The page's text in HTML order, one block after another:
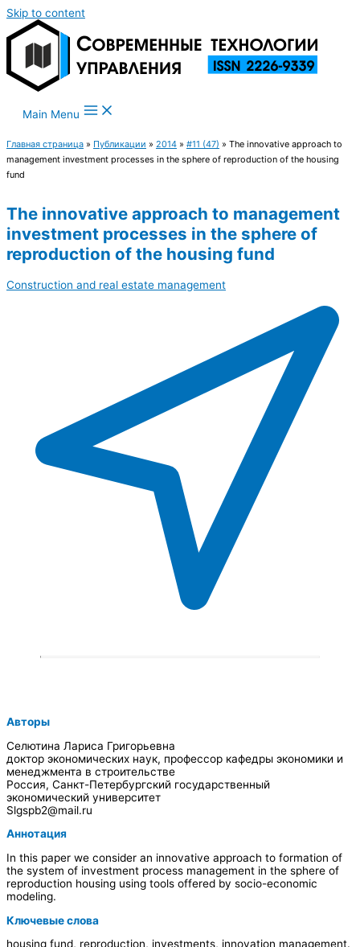
Skip to content
Main Menu
Главная страница » Публикации » 2014 » #11 (47) » The innovative approach to
management investment processes in the sphere of reproduction of the housing
fund
The innovative approach to management
investment processes in the sphere of
reproduction of the housing fund
Construction and real estate management
Авторы
Селютина Лариса Григорьевна
доктор экономических наук, профессор кафедры экономики и
менеджмента в строительстве
Россия, Санкт-Петербургский государственный
экономический университет
Slgspb2@mail.ru
Аннотация
In this paper we consider an innovative approach to formation of
the system of investment process management in the sphere of
reproduction housing using tools offered by socio-economic
modeling.
Ключевые слова
housing fund, reproduction, investments, innovation management.